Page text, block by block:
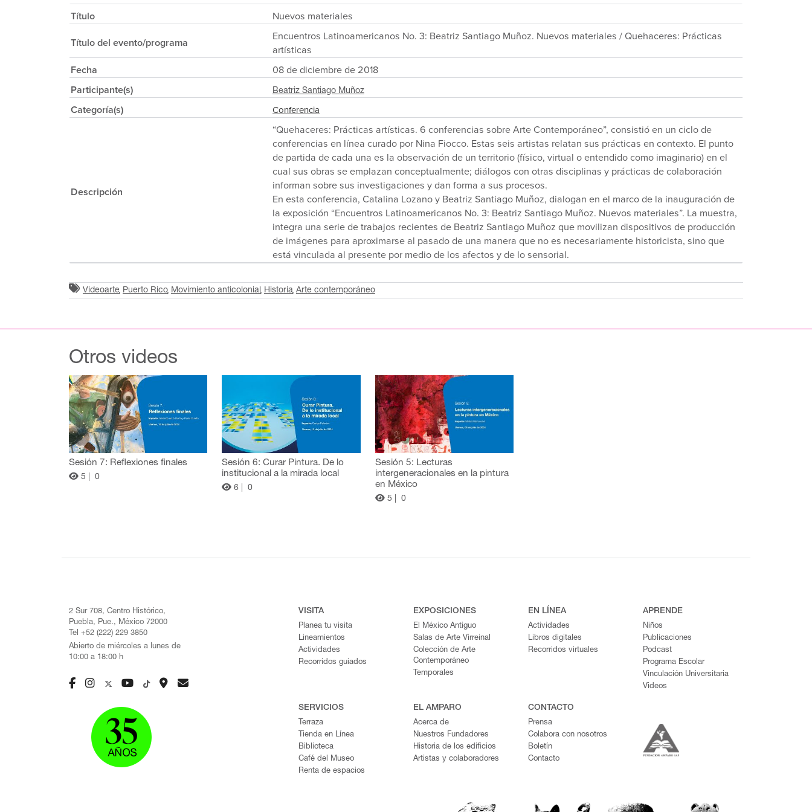
Título Nuevos materiales
Título del evento/programa
Encuentros Latinoamericanos No. 3: Beatriz Santiago Muñoz. Nuevos materiales / Quehaceres: Prácticas
artísticas
Fecha
08 de diciembre de 2018
Participante(s)
Beatriz Santiago Muñoz
Categoría(s) Conferencia
Descripción
“Quehaceres: Prácticas artísticas. 6 conferencias sobre Arte Contemporáneo”, consistió en un ciclo de
conferencias en línea curado por Nina Fiocco. Estas seis artistas relatan sus prácticas en contexto. El punto
de partida de cada una es la observación de un territorio (físico, virtual o entendido como imaginario) en el
cual sus obras se emplazan conceptualmente; diálogos con otras disciplinas y prácticas de colaboración
informan sobre sus investigaciones y dan forma a sus procesos.
En esta conferencia, Catalina Lozano y Beatriz Santiago Muñoz, dialogan en el marco de la inauguración de
la exposición “Encuentros Latinoamericanos No. 3: Beatriz Santiago Muñoz. Nuevos materiales”. La muestra,
integra una serie de trabajos recientes de Beatriz Santiago Muñoz que movilizan dispositivos de producción
de imágenes para aproximarse al pasado de una manera que no es necesariamente historicista, sino que
está vinculada al presente por medio de los afectos y de lo sensorial.
Videoarte Puerto Rico Movimiento anticolonial Historia Arte contemporáneo
Otros videos
Sesión 7: Reflexiones finales
5 | 0
Sesión 6: Curar Pintura. De lo
institucional a la mirada local
6 | 0
Sesión 5: Lecturas
intergeneracionales en la pintura
en México
5 | 0
2 Sur 708, Centro Histórico,
Puebla, Pue., México 72000
Tel +52 (222) 229 3850
Abierto de miércoles a lunes de
10:00 a 18:00 h
VISITA
Planea tu visita
Lineamientos
Actividades
Recorridos guiados
EXPOSICIONES
El México Antiguo
Salas de Arte Virreinal
Colección de Arte
Contemporáneo
Temporales
EN LÍNEA
Actividades
Libros digitales
Recorridos virtuales
APRENDE
Niños
Publicaciones
Podcast
Programa Escolar
Vinculación Universitaria
Videos
SERVICIOS
Terraza
Tienda en Línea
Biblioteca
Café del Museo
Renta de espacios
EL AMPARO
Acerca de
Nuestros Fundadores
Historia de los edificios
Artistas y colaboradores
CONTACTO
Prensa
Colabora con nosotros
Boletín
Contacto